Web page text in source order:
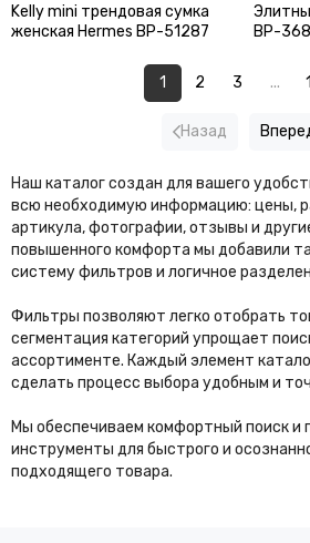
Kelly mini трендовая сумка
женская Hermes BP-51287
BP-
Назад
1 2 3 ...
Наш каталог создан для вашего
всю необходимую информацию: цены,
артикула, фотографии, отзывы и
повышенного комфорта мы добавили
систему фильтров и логичное
Фильтры позволяют легко отобрать
сегментация категорий упрощает
ассортименте. Каждый элемент
сделать процесс выбора удобным и
Мы обеспечиваем комфортный поиск и
инструменты для быстрого и
подходящего товара.